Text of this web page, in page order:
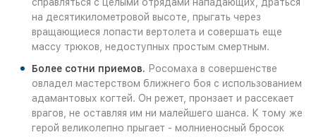
на десятикилометровой высоте, прыгать через
вращающиеся лопасти вертолета и совершать еще
массу трюков, недоступных простым смертным.
Более сотни приемов. Росомаха в совершенстве
овладел мастерством ближнего боя с использованием
адамантовых когтей. Он режет, пронзает и рассекает
врагов, не оставляя им ни малейшего шанса. К тому же
герой великолепно прыгает - молниеносный бросок